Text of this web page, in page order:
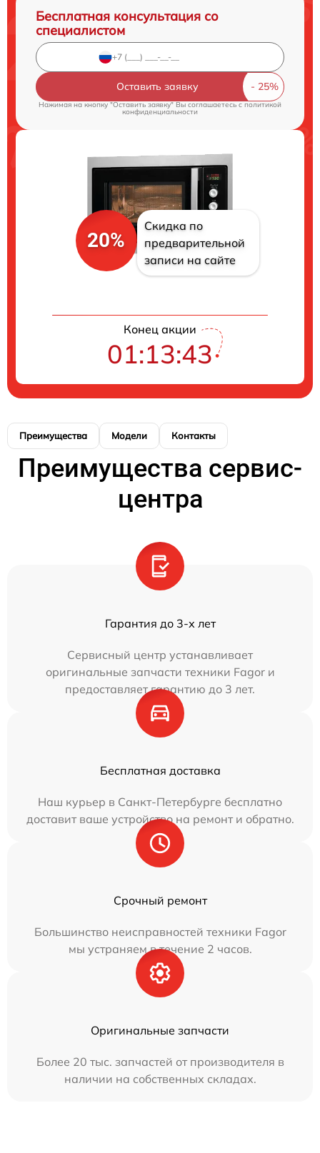
Бесплатная консультация со
специалистом
Оставить заявку
Нажимая на кнопку "Оставить заявку" Вы соглашаетесь cполитикой
конфиденциальности
20%
Скидка по
предварительной
записи на сайте
Конец акции
01:13:43
Преимущества Модели Контакты
Преимущества сервис-
центра
Гарантия до 3-х лет
Сервисный центр устанавливает
оригинальные запчасти техники Fagor и
предоставляет гарантию до 3 лет.
Бесплатная доставка
Наш курьер в Санкт-Петербурге бесплатно
доставит ваше устройство на ремонт и обратно.
Срочный ремонт
Большинство неисправностей техники Fagor
мы устраняем в течение 2 часов.
Оригинальные запчасти
Более 20 тыс. запчастей от производителя в
наличии на собственных складах.